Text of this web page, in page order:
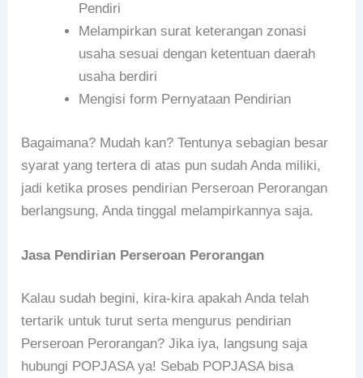
Pendiri
Melampirkan surat keterangan zonasi
usaha sesuai dengan ketentuan daerah
usaha berdiri
Mengisi form Pernyataan Pendirian
Bagaimana? Mudah kan? Tentunya sebagian besar
syarat yang tertera di atas pun sudah Anda miliki,
jadi ketika proses pendirian Perseroan Perorangan
berlangsung, Anda tinggal melampirkannya saja.
Jasa Pendirian Perseroan Perorangan
Kalau sudah begini, kira-kira apakah Anda telah
tertarik untuk turut serta mengurus pendirian
Perseroan Perorangan? Jika iya, langsung saja
hubungi POPJASA ya! Sebab POPJASA bisa